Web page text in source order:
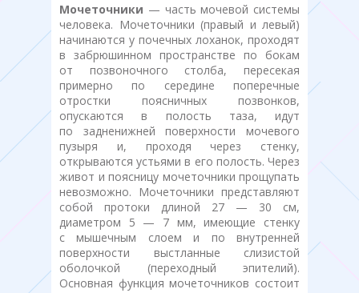
Мочеточники — часть мочевой системы
человека. Мочеточники (правый и левый)
начинаются у почечных лоханок, проходят
в забрюшинном пространстве по бокам
от позвоночного столба, пересекая
примерно по середине поперечные
отростки поясничных позвонков,
опускаются в полость таза, идут
по задненижней поверхности мочевого
пузыря и, проходя через стенку,
открываются устьями в его полость. Через
живот и поясницу мочеточники прощупать
невозможно. Мочеточники представляют
собой протоки длиной 27 — 30 см,
диаметром 5 — 7 мм, имеющие стенку
с мышечным слоем и по внутренней
поверхности выстланные слизистой
оболочкой (переходный эпителий).
Основная функция мочеточников состоит